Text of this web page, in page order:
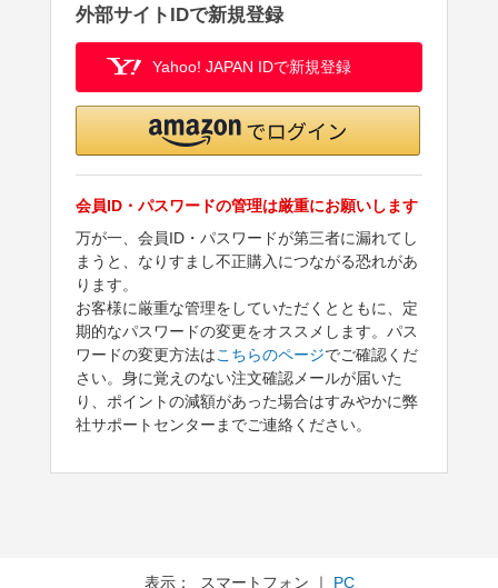
外部サイトIDで新規登録
Yahoo! JAPAN IDで新規登録
会員ID・パスワードの管理は厳重にお願いします
万が一、会員ID・パスワードが第三者に漏れてし
まうと、なりすまし不正購入につながる恐れがあ
ります。
お客様に厳重な管理をしていただくとともに、定
期的なパスワードの変更をオススメします。パス
ワードの変更方法はこちらのページでご確認くだ
さい。身に覚えのない注文確認メールが届いた
り、ポイントの減額があった場合はすみやかに弊
社サポートセンターまでご連絡ください。
表示： スマートフォン ｜ PC